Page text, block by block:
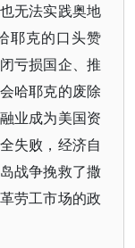
无法实践奥地
耶克的口头赞
亏损国企、推
哈耶克的废除
业成为美国资
失败，经济自
战争挽救了撒
劳工市场的政